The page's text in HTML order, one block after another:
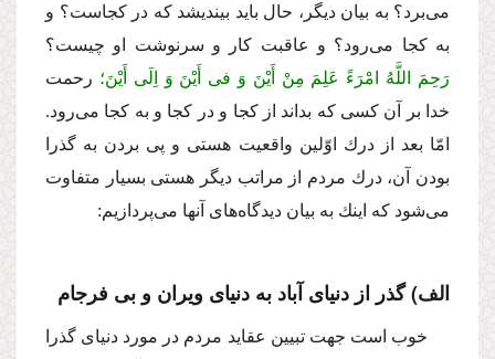
مى‌برد؟ به بیان دیگر، حال باید بیندیشد كه در كجاست؟ و
به كجا مى‌رود؟ و عاقبت كار و سرنوشت او چیست؟
رَحِمَ اللَّهُ امْرَءً عَلِمَ مِنْ أَیْنَ وَ فى أَیْنَ وَ اِلَى أَیْنَ؛ رحمت
خدا بر آن كسى كه بداند از كجا و در كجا و به كجا مى‌رود.
امّا بعد از درك اوّلین واقعیت هستى و پى بردن به گذرا
بودن آن، درك مردم از مراتب دیگر هستى بسیار متفاوت
مى‌شود كه اینك به بیان دیدگاه‌هاى آنها مى‌پردازیم:
الف) گذر از دنیاى آباد به دنیاى ویران و بى فرجام
خوب است جهت تبیین عقاید مردم در مورد دنیاى گذرا